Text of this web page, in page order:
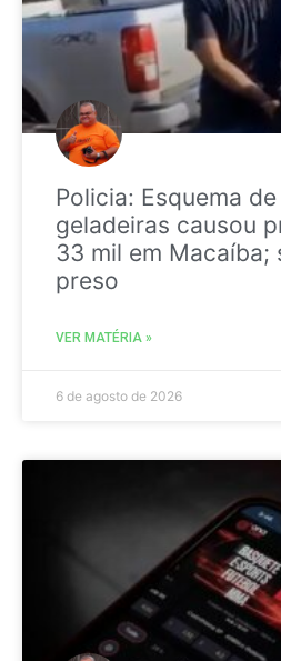
Policia: Esquema
geladeiras causou
33 mil em Macaíba;
preso
VER MATÉRIA »
6 de agosto de 2026